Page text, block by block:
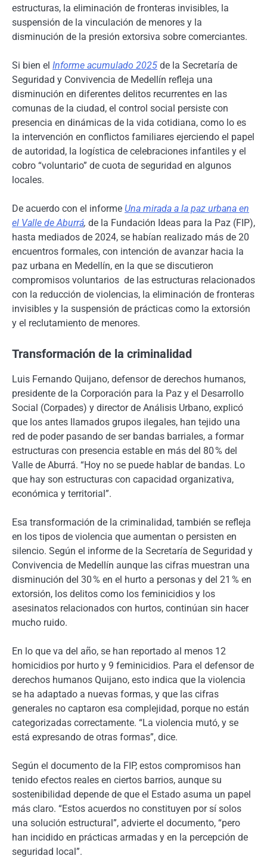
estructuras, la eliminación de fronteras invisibles, la
suspensión de la vinculación de menores y la
disminución de la presión extorsiva sobre comerciantes.
Si bien el Informe acumulado 2025 de la Secretaría de
Seguridad y Convivencia de Medellín refleja una
disminución en diferentes delitos recurrentes en las
comunas de la ciudad, el control social persiste con
presencia en dinámicas de la vida cotidiana, como lo es
la intervención en conflictos familiares ejerciendo el papel
de autoridad, la logística de celebraciones infantiles y el
cobro “voluntario” de cuota de seguridad en algunos
locales.
De acuerdo con el informe Una mirada a la paz urbana en
el Valle de Aburrá, de la Fundación Ideas para la Paz (FIP),
hasta mediados de 2024, se habían realizado más de 20
encuentros formales, con intención de avanzar hacia la
paz urbana en Medellín, en la que se discutieron
compromisos voluntarios de las estructuras relacionados
con la reducción de violencias, la eliminación de fronteras
invisibles y la suspensión de prácticas como la extorsión
y el reclutamiento de menores.
Transformación de la criminalidad
Luis Fernando Quijano, defensor de derechos humanos,
presidente de la Corporación para la Paz y el Desarrollo
Social (Corpades) y director de Análisis Urbano, explicó
que los antes llamados grupos ilegales, han tejido una
red de poder pasando de ser bandas barriales, a formar
estructuras con presencia estable en más del 80 % del
Valle de Aburrá. “Hoy no se puede hablar de bandas. Lo
que hay son estructuras con capacidad organizativa,
económica y territorial”.
Esa transformación de la criminalidad, también se refleja
en los tipos de violencia que aumentan o persisten en
silencio. Según el informe de la Secretaría de Seguridad y
Convivencia de Medellín aunque las cifras muestran una
disminución del 30 % en el hurto a personas y del 21 % en
extorsión, los delitos como los feminicidios y los
asesinatos relacionados con hurtos, continúan sin hacer
mucho ruido.
En lo que va del año, se han reportado al menos 12
homicidios por hurto y 9 feminicidios. Para el defensor de
derechos humanos Quijano, esto indica que la violencia
se ha adaptado a nuevas formas, y que las cifras
generales no captaron esa complejidad, porque no están
categorizadas correctamente. “La violencia mutó, y se
está expresando de otras formas”, dice.
Según el documento de la FIP, estos compromisos han
tenido efectos reales en ciertos barrios, aunque su
sostenibilidad depende de que el Estado asuma un papel
más claro. “Estos acuerdos no constituyen por sí solos
una solución estructural”, advierte el documento, “pero
han incidido en prácticas armadas y en la percepción de
seguridad local”.